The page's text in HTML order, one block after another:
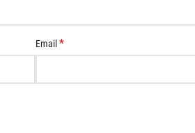
Email *